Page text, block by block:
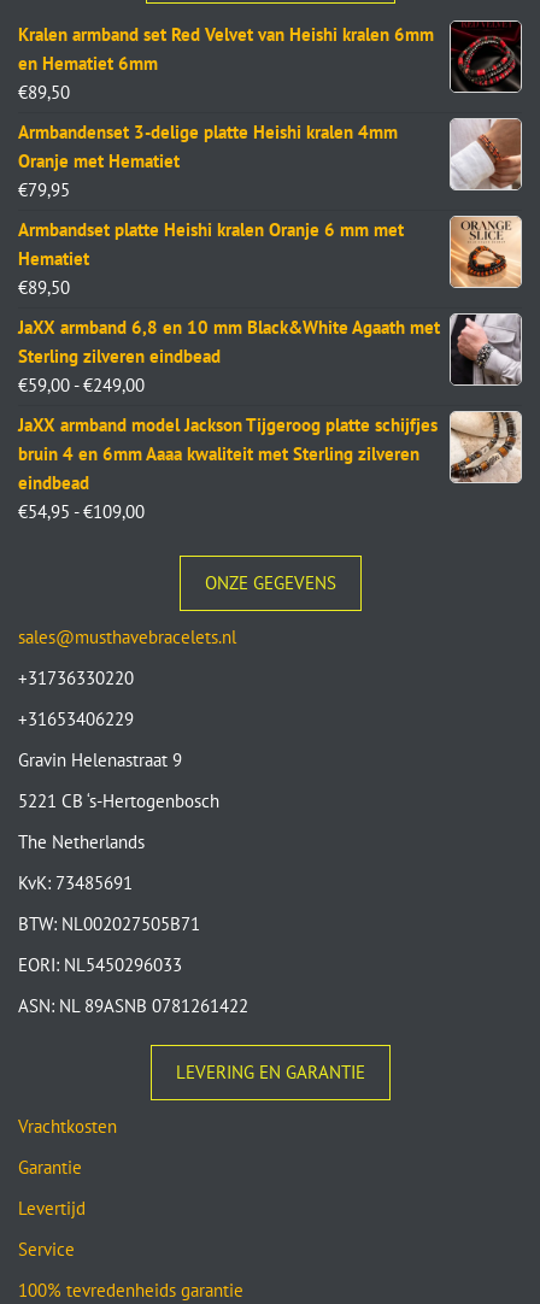
Kralen armband set Red Velvet van Heishi kralen 6mm
en Hematiet 6mm
€89,50
Armbandenset 3-delige platte Heishi kralen 4mm
Oranje met Hematiet
€79,95
Armbandset platte Heishi kralen Oranje 6 mm met
Hematiet
€89,50
JaXX armband 6,8 en 10 mm Black&White Agaath met
Sterling zilveren eindbead
€59,00 - €249,00
JaXX armband model Jackson Tijgeroog platte schijfjes
bruin 4 en 6mm Aaaa kwaliteit met Sterling zilveren
eindbead
€54,95 - €109,00
ONZE GEGEVENS
sales@musthavebracelets.nl
+31736330220
+31653406229
Gravin Helenastraat 9
5221 CB ‘s-Hertogenbosch
The Netherlands
KvK: 73485691
BTW: NL002027505B71
EORI: NL5450296033
ASN: NL 89ASNB 0781261422
LEVERING EN GARANTIE
Vrachtkosten
Garantie
Levertijd
Service
100% tevredenheids garantie